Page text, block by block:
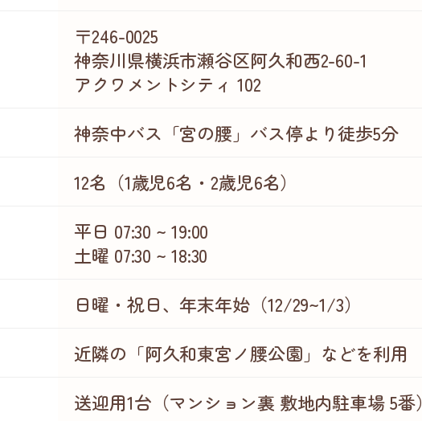
〒246-0025
神奈川県横浜市瀬谷区阿久和西2-60-1
アクワメントシティ 102
神奈中バス「宮の腰」バス停より徒歩5分
12名（1歳児6名・2歳児6名）
平日 07:30 ~ 19:00
土曜 07:30 ~ 18:30
日曜・祝日、年末年始（12/29~1/3）
近隣の「阿久和東宮ノ腰公園」などを利用
送迎用1台（マンション裏 敷地内駐車場 5番）